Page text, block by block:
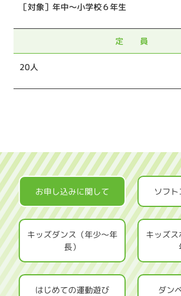
［対象］ 年中～小学校６年生
定 員
20人
お申し込みに関して ソフ
キッズダンス（年少～年
長）
キッズス
はじめての運動遊び ダン